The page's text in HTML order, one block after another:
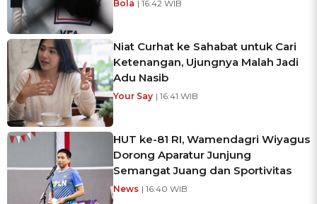
Bola | 16:42 WIB
Niat Curhat ke Sahabat untuk Cari
Ketenangan, Ujungnya Malah Jadi
Adu Nasib
Your Say | 16:41 WIB
HUT ke-81 RI, Wamendagri Wiyagus
Dorong Aparatur Junjung
Semangat Juang dan Sportivitas
News | 16:40 WIB